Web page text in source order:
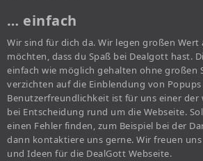
… einfach
Wir sind für dich da. Wir legen großen Wert
möchten, dass du Spaß bei Dealgott hast.
einfach wie möglich gehalten ohne großen
verzichten auf die Einblendung von
Benutzerfreundlichkeit ist für uns einer der
bei Entscheidung rund um die Webseite.
einen Fehler finden, zum Beispiel bei der
dann kontaktiere uns gerne. Wir freuen
und Ideen für die DealGott Webseite.